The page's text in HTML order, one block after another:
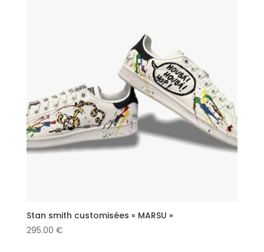
Stan smith customisées « MARSU »
295.00 €